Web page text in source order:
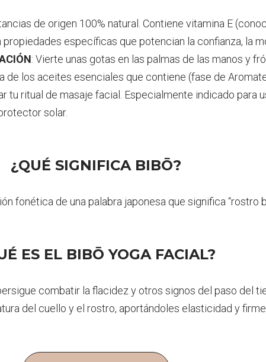
de origen 100% natural. Contiene vitamina E
específicas que potencian la confianza, la
: Vierte unas gotas en las palmas de las manos y
de los aceites esenciales que contiene (fase de
ritual de masaje facial. Especialmente indicado para
solar.
¿QUÉ SIGNIFICA BIBŌ?
fonética de una palabra japonesa que significa “rostro
ES EL BIBŌ YOGA FACIAL?
combatir la flacidez y otros signos del paso del
del cuello y el rostro, aportándoles elasticidad y